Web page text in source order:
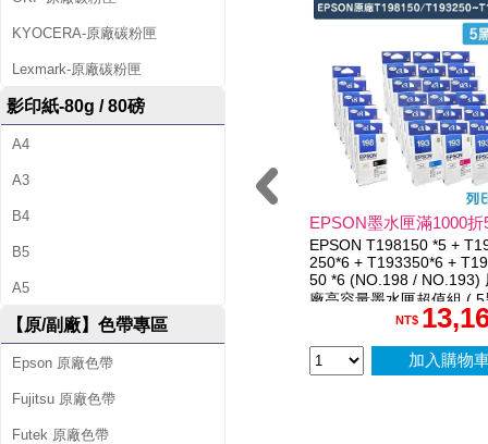
1
9
8
)
原
廠
黑
色
高
容
量
KYOCERA-原廠碳粉匣
Lexmark-原廠碳粉匣
影印紙-80g / 80磅
A4
A3
B4
B5
A5
【原/副廠】色帶專區
Epson 原廠色帶
Fujitsu 原廠色帶
Futek 原廠色帶
EPSON墨水匣滿1000折
EPSON T198150 *5 +
250*6 + T193350*6 +
50 *6 (NO.198 / NO.193)
廠高容量墨水匣超值組 ( 5
NT$
加入購物